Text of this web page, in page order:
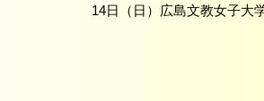
14日（日）広島文教女子大学